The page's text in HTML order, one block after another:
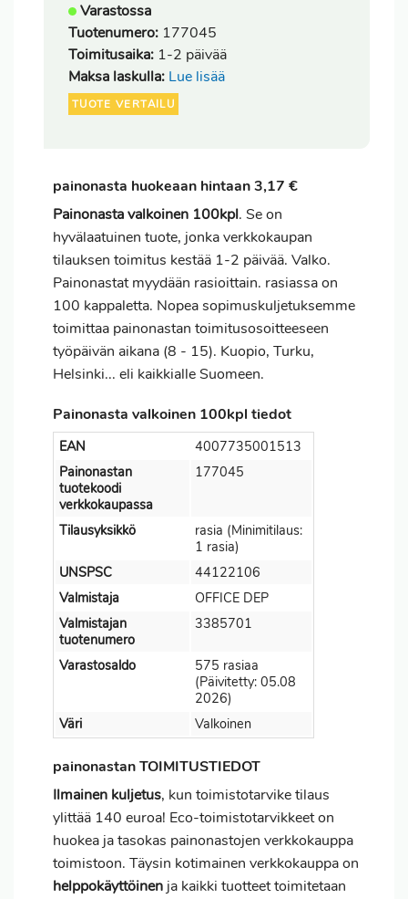
Varastossa
Tuotenumero: 177045
Toimitusaika: 1-2 päivää
Maksa laskulla: Lue lisää
TUOTE VERTAILU
painonasta huokeaan hintaan 3,17 €
Painonasta valkoinen 100kpl. Se on
hyvälaatuinen tuote, jonka verkkokaupan
tilauksen toimitus kestää 1-2 päivää. Valko.
Painonastat myydään rasioittain. rasiassa on
100 kappaletta. Nopea sopimuskuljetuksemme
toimittaa painonastan toimitusosoitteeseen
työpäivän aikana (8 - 15). Kuopio, Turku,
Helsinki... eli kaikkialle Suomeen.
Painonasta valkoinen 100kpl tiedot
EAN
4007735001513
Painonastan
tuotekoodi
verkkokaupassa
177045
Tilausyksikkö
rasia (Minimitilaus:
1 rasia)
UNSPSC
44122106
Valmistaja
OFFICE DEP
Valmistajan
tuotenumero
3385701
Varastosaldo
575 rasiaa
(Päivitetty: 05.08
2026)
Väri
Valkoinen
painonastan TOIMITUSTIEDOT
Ilmainen kuljetus, kun toimistotarvike tilaus
ylittää 140 euroa! Eco-toimistotarvikkeet on
huokea ja tasokas painonastojen verkkokauppa
toimistoon. Täysin kotimainen verkkokauppa on
helppokäyttöinen ja kaikki tuotteet toimitetaan